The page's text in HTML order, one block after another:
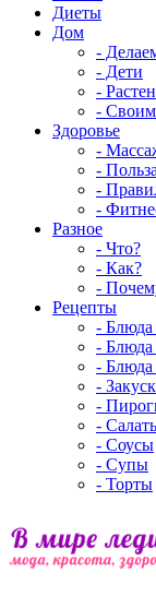
Диеты
Дом
-
- Дети
-
-
Здоровье
-
-
-
-
Разное
- Что?
- Как?
-
Рецепты
- Блюда
- Блюда
-
-
-
-
- Соусы
- Супы
- Торты